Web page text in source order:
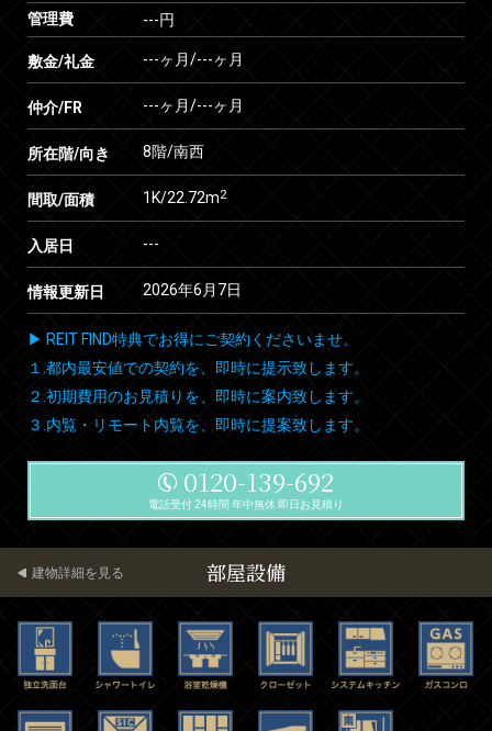
管理費 ---円
敷金/礼金 ---ヶ月/---ヶ月
仲介/FR ---ヶ月/---ヶ月
所在階/向き 8階/南西
間取/面積 1K/22.72m2
入居日 ---
情報更新日 2026年6月7日
▶ REIT FIND特典でお得にご契約くださいませ。
１.都内最安値での契約を、即時に提示致します。
２.初期費用のお見積りを、即時に案内致します。
３.内覧・リモート内覧を、即時に提案致します。
0120-139-692
電話受付 24時間 年中無休 即日お見積り
部屋設備
建物詳細を見る